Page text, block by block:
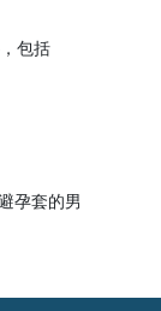
包括
孕套的男